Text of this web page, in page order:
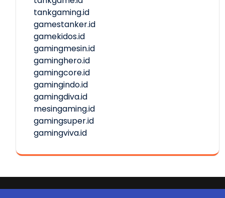
tankgaming.id
gamestanker.id
gamekidos.id
gamingmesin.id
gaminghero.id
gamingcore.id
gamingindo.id
gamingdiva.id
mesingaming.id
gamingsuper.id
gamingviva.id